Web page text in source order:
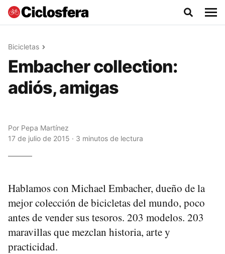
Bicicletas
Embacher collection:
adiós, amigas
Por Pepa Martínez
17 de julio de 2015 · 3 minutos de lectura
Hablamos con Michael Embacher, dueño de la
mejor colección de bicicletas del mundo, poco
antes de vender sus tesoros. 203 modelos. 203
maravillas que mezclan historia, arte y
practicidad.